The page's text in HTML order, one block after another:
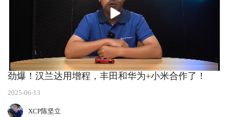
播
放
劲爆！汉兰达用增程，丰田和华为+小米合作了！
2025-06-13
XCP陈坚立